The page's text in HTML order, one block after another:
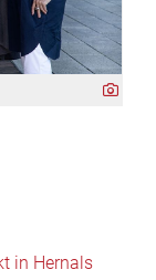
in Hernals